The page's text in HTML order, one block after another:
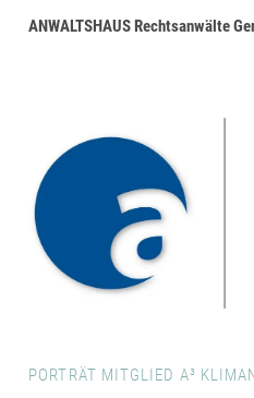
ANWALTSHAUS Rechtsanwälte
PORTRÄT MITGLIED A³